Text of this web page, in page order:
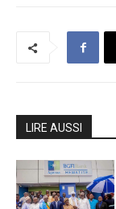
LIRE AUSSI